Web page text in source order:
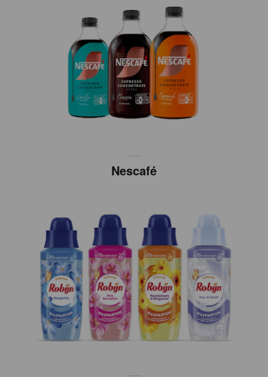
Nescafé